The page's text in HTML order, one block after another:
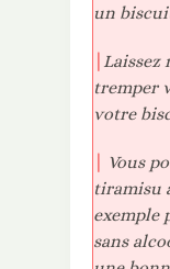
un
Laissez
tremper
votre
Vous
tiramisu
exemple
sans